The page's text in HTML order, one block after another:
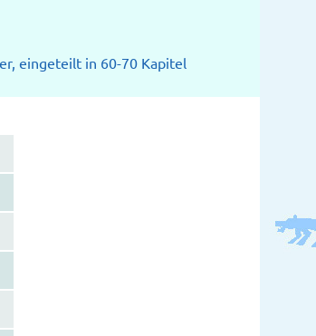
eingeteilt in 60-70 Kapitel